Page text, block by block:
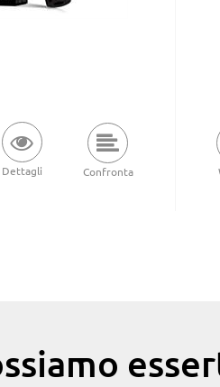
Dettagli Confronta